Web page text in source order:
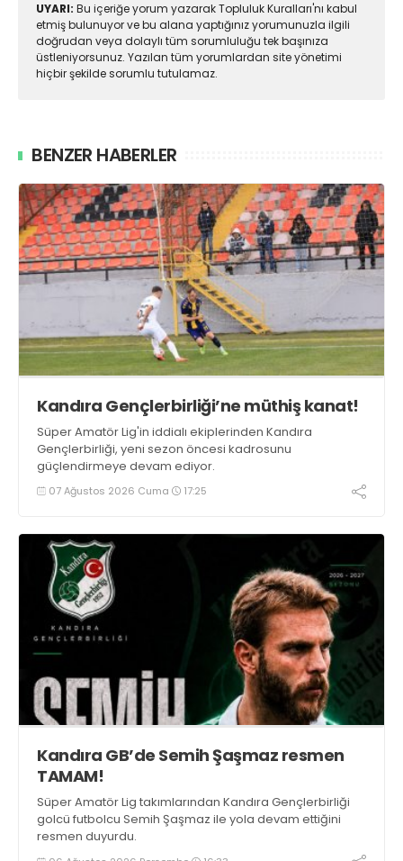
UYARI: Bu içeriğe yorum yazarak Topluluk Kuralları'nı kabul
etmiş bulunuyor ve bu alana yaptığınız yorumunuzla ilgili
doğrudan veya dolaylı tüm sorumluluğu tek başınıza
üstleniyorsunuz. Yazılan tüm yorumlardan site yönetimi
hiçbir şekilde sorumlu tutulamaz.
BENZER HABERLER
Kandıra Gençlerbirliği’ne müthiş kanat!
Süper Amatör Lig'in iddialı ekiplerinden Kandıra
Gençlerbirliği, yeni sezon öncesi kadrosunu
güçlendirmeye devam ediyor.
07 Ağustos 2026 Cuma 17:25
Kandıra GB’de Semih Şaşmaz resmen
TAMAM!
Süper Amatör Lig takımlarından Kandıra Gençlerbirliği
golcü futbolcu Semih Şaşmaz ile yola devam ettiğini
resmen duyurdu.